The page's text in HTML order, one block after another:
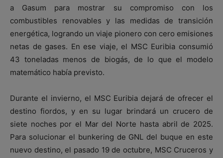
a Gasum para mostrar su compromiso con los
combustibles renovables y las medidas de transición
energética, logrando un viaje pionero con cero emisiones
netas de gases. En ese viaje, el MSC Euribia consumió
43 toneladas menos de biogás, de lo que el modelo
matemático había previsto.
Durante el invierno, el MSC Euribia dejará de ofrecer el
destino fiordos, y en su lugar brindará un crucero de
siete noches por el Mar del Norte hasta abril de 2025.
Para solucionar el bunkering de GNL del buque en este
nuevo destino, el pasado 19 de octubre, MSC Cruceros y